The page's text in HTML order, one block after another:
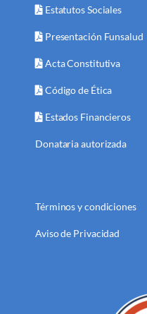
Estatutos Sociales
Presentación Funsalud
Acta Constitutiva
Código de Ética
Estados Financieros
Donataria autorizada
Términos y condiciones
Aviso de Privacidad